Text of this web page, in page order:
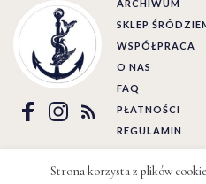
ARCHIWUM
SKLEP
WSPÓŁPRACA
O NAS
FAQ
PŁATNOŚCI
REGULAMIN
POLITYKA
Strona korzysta z plików